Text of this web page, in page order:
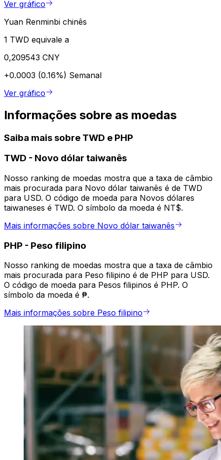
Ver gráfico
Yuan Renminbi chinês
1 TWD equivale a
0,209543 CNY
+0.0003 (0.16%) Semanal
Ver gráfico
Informações sobre as moedas
Saiba mais sobre TWD e PHP
TWD - Novo dólar taiwanês
Nosso ranking de moedas mostra que a taxa de câmbio
mais procurada para Novo dólar taiwanês é de TWD
para USD. O código de moeda para Novos dólares
taiwaneses é TWD. O símbolo da moeda é NT$.
Mais informações sobre Novo dólar taiwanês
PHP - Peso filipino
Nosso ranking de moedas mostra que a taxa de câmbio
mais procurada para Peso filipino é de PHP para USD.
O código de moeda para Pesos filipinos é PHP. O
símbolo da moeda é ₱.
Mais informações sobre Peso filipino